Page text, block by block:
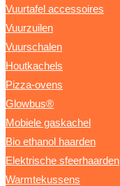
Vuurtafel accessoires
Vuurzuilen
Vuurschalen
Houtkachels
Pizza-ovens
Glowbus®
Mobiele gaskachel
Bio ethanol haarden
Elektrische sfeerhaarden
Warmtekussens